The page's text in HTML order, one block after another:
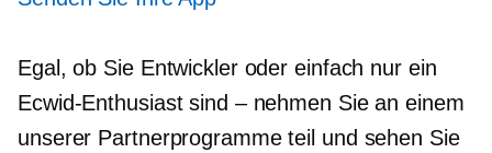
Egal, ob Sie Entwickler oder einfach nur ein
Ecwid-Enthusiast sind – nehmen Sie an einem
unserer Partnerprogramme teil und sehen Sie